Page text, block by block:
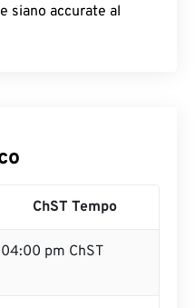
siano accurate al
ChST Tempo
04:00 pm ChST